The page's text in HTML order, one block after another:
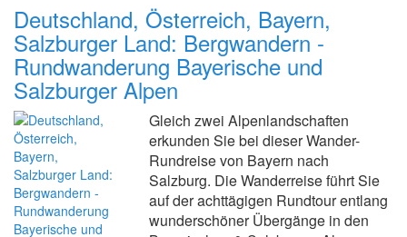
Deutschland, Österreich, Bayern,
Salzburger Land: Bergwandern -
Rundwanderung Bayerische und
Salzburger Alpen
Gleich zwei Alpenlandschaften
erkunden Sie bei dieser Wander-
Rundreise von Bayern nach
Salzburg. Die Wanderreise führt Sie
auf der achttägigen Rundtour entlang
wunderschöner Übergänge in den